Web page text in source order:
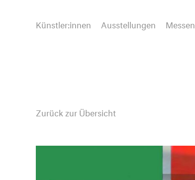
Künstler:innen Ausstellungen Messen
Zurück zur Übersicht